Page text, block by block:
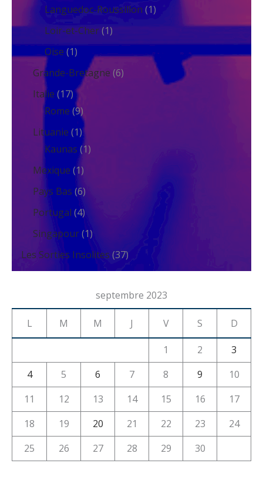
Languedoc-Roussillon (1)
Loir-et-Cher(1)
Oise (1)
Grande-Bretagne (6)
Italie (17)
Rome (9)
Lituanie (1)
Kaunas (1)
Mexique (1)
Pays Bas (6)
Portugal (4)
Singapour(1)
Les Sorties Insolites (37)
septembre 2023
L M M J V S D
1 2
3
4
5 6 7 8 9
10
11
12 13 14 15 16
17
18
19 20 21 22 23
24
25
26 27 28 29 30